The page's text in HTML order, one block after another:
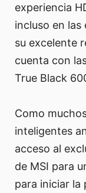
experiencia
incluso en las
su excelente
cuenta con
True Black
Como
inteligentes
acceso al
de MSI para
para iniciar la